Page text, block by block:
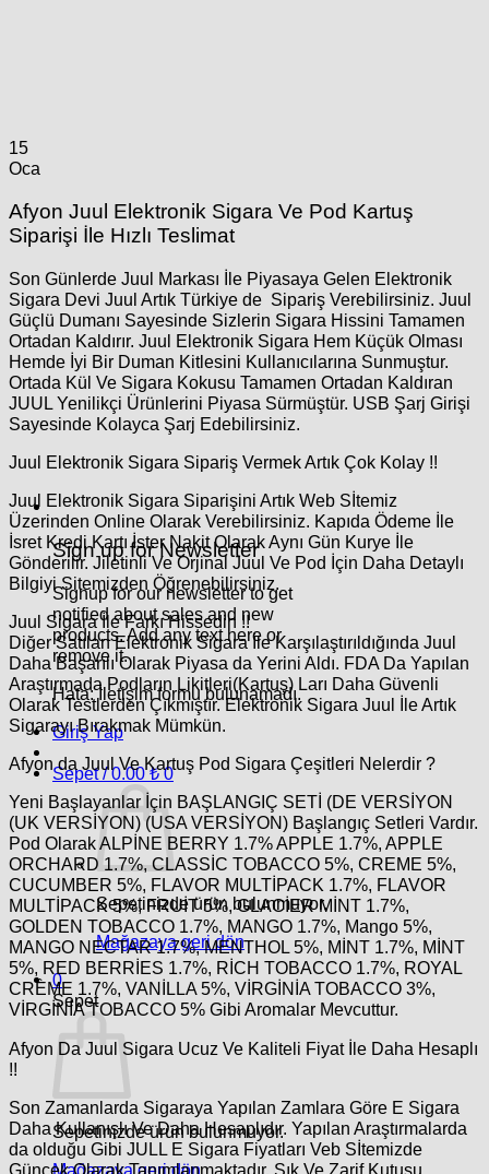
Sign up for Newsletter
Signup for our newsletter to get
notified about sales and new
products. Add any text here or
remove it.
Hata:İletişim formu bulunamadı.
Giriş Yap
Sepet /0.00₺ 0
Sepetinizde ürün bulunmuyor.
Mağazaya geri dön
0
Sepet
Sepetinizde ürün bulunmuyor.
Mağazaya geri dön
15
Oca
Afyon Juul Elektronik Sigara Ve Pod Kartuş
Siparişi İle Hızlı Teslimat
Son Günlerde Juul Markası İle Piyasaya Gelen Elektronik
Sigara Devi Juul Artık Türkiye de Sipariş Verebilirsiniz. Juul
Güçlü Dumanı Sayesinde Sizlerin Sigara Hissini Tamamen
Ortadan Kaldırır. Juul Elektronik Sigara Hem Küçük Olması
Hemde İyi Bir Duman Kitlesini Kullanıcılarına Sunmuştur.
Ortada Kül Ve Sigara Kokusu Tamamen Ortadan Kaldıran
JUUL Yenilikçi Ürünlerini Piyasa Sürmüştür. USB Şarj Girişi
Sayesinde Kolayca Şarj Edebilirsiniz.
Juul Elektronik Sigara Sipariş Vermek Artık Çok Kolay !!
Juul Elektronik Sigara Siparişini Artık Web Sİtemiz
Üzerinden Online Olarak Verebilirsiniz. Kapıda Ödeme İle
İsret Kredi Kartı İster Nakit Olarak Aynı Gün Kurye İle
Gönderilir. Jiletinli Ve Orjinal Juul Ve Pod İçin Daha Detaylı
Bilgiyi Sitemizden Öğrenebilirsiniz.
Juul Sigara İle Farkı Hissedin !!
Diğer Satılan Elektronik Sigara İle Karşılaştırıldığında Juul
Daha Başarılı Olarak Piyasa da Yerini Aldı. FDA Da Yapılan
Araştırmada Podların Likitleri(Kartuş) Ları Daha Güvenli
Olarak Testlerden Çıkmıştır. Elektronik Sigara Juul İle Artık
Sigarayı Bırakmak Mümkün.
Afyon da Juul Ve Kartuş Pod Sigara Çeşitleri Nelerdir ?
Yeni Başlayanlar İçin BAŞLANGIÇ SETİ (DE VERSİYON
(UK VERSİYON) (USA VERSİYON) Başlangıç Setleri Vardır.
Pod Olarak ALPİNE BERRY 1.7% APPLE 1.7%, APPLE
ORCHARD 1.7%, CLASSİC TOBACCO 5%, CREME 5%,
CUCUMBER 5%, FLAVOR MULTİPACK 1.7%, FLAVOR
MULTİPACK 5%, FRUİT 5%, GLACİER MİNT 1.7%,
GOLDEN TOBACCO 1.7%, MANGO 1.7%, Mango 5%,
MANGO NECTAR 1.7%, MENTHOL 5%, MİNT 1.7%, MİNT
5%, RED BERRİES 1.7%, RİCH TOBACCO 1.7%, ROYAL
CRÈME 1.7%, VANİLLA 5%, VİRGİNİA TOBACCO 3%,
VİRGİNİA TOBACCO 5% Gibi Aromalar Mevcuttur.
Afyon Da Juul Sigara Ucuz Ve Kaliteli Fiyat İle Daha Hesaplı
!!
Son Zamanlarda Sigaraya Yapılan Zamlara Göre E Sigara
Daha Kullanışlı Ve Daha Hesaplıdır. Yapılan Araştırmalarda
da olduğu Gibi JULL E Sigara Fiyatları Veb Sİtemizde
Güncek Olarak Tanımlanmaktadır. Şık Ve Zarif Kutusu